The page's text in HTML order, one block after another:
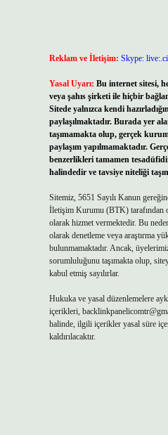
Reklam ve İletişim: Skype:
Yasal Uyarı: Bu internet sitesi,
veya şahıs şirketi ile hiçbir
Sitede yalnızca kendi
paylaşılmaktadır. Burada yer
taşımamakta olup, gerçek
paylaşım yapılmamaktadır.
benzerlikleri tamamen
halindedir ve tavsiye niteliği
Sitemiz, 5651 Sayılı Kanun
İletişim Kurumu (BTK) tarafından
olarak hizmet vermektedir. Bu
olarak denetleme veya araştırma
bulunmamaktadır. Ancak,
sorumluluğunu taşımakta olup,
kabul etmiş sayılırlar.
Hukuka ve yasal düzenlemelere
içerikleri,
halinde, ilgili içerikler yasal süre
kaldırılacaktır.